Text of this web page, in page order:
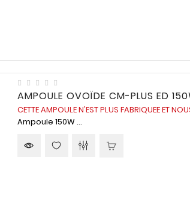
ligne
à 16h.
AMPOULE OVOÏDE CM-PLUS ED
CETTE AMPOULE N'EST PLUS FABRIQUEE ET
Ampoule 150W ...